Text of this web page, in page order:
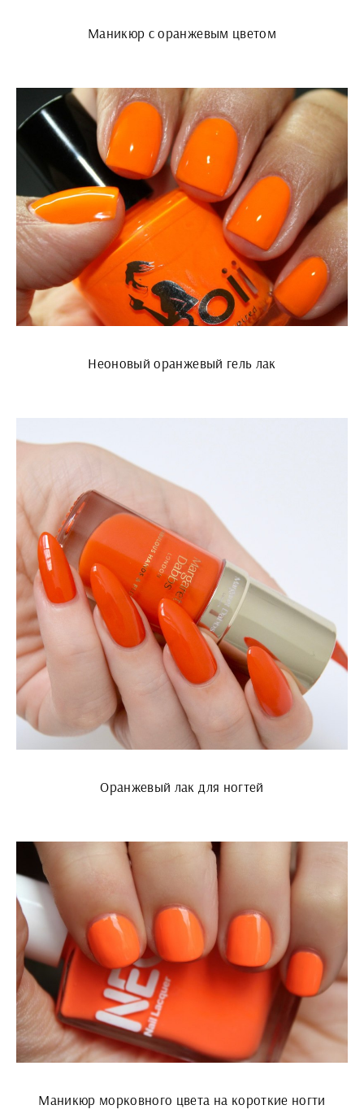
Маникюр с оранжевым цветом
Неоновый оранжевый гель лак
Оранжевый лак для ногтей
Маникюр морковного цвета на короткие ногти